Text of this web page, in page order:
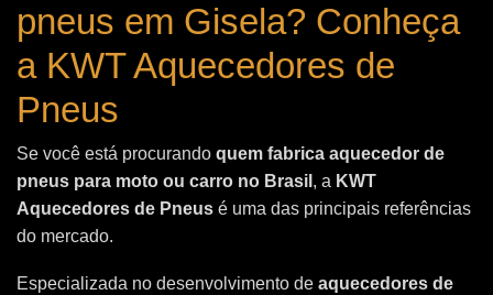
pneus em Gisela? Conheça
a KWT Aquecedores de
Pneus
Se você está procurando quem fabrica aquecedor de
pneus para moto ou carro no Brasil , a KWT
Aquecedores de Pneus é uma das principais referências
do mercado.
Especializada no desenvolvimento de aquecedores de